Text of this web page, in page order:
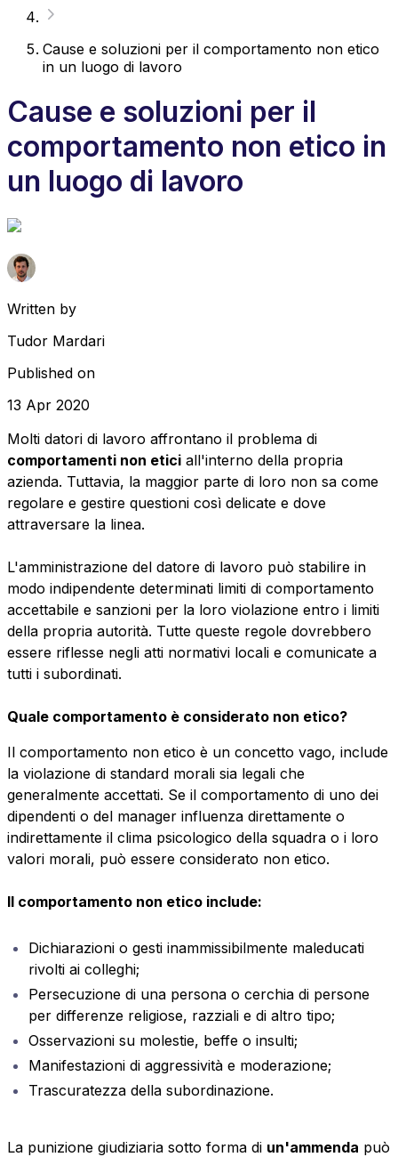
Cause e soluzioni per il comportamento non etico
in un luogo di lavoro
Cause e soluzioni per il
comportamento non etico in
un luogo di lavoro
Written by
Tudor Mardari
Published on
13 Apr 2020
Molti datori di lavoro affrontano il problema di
comportamenti non etici all'interno della propria
azienda. Tuttavia, la maggior parte di loro non sa come
regolare e gestire questioni così delicate e dove
attraversare la linea.
L'amministrazione del datore di lavoro può stabilire in
modo indipendente determinati limiti di comportamento
accettabile e sanzioni per la loro violazione entro i limiti
della propria autorità. Tutte queste regole dovrebbero
essere riflesse negli atti normativi locali e comunicate a
tutti i subordinati.
Quale comportamento è considerato non etico?
Il comportamento non etico è un concetto vago, include
la violazione di standard morali sia legali che
generalmente accettati. Se il comportamento di uno dei
dipendenti o del manager influenza direttamente o
indirettamente il clima psicologico della squadra o i loro
valori morali, può essere considerato non etico.
Il comportamento non etico include:
Dichiarazioni o gesti inammissibilmente maleducati
rivolti ai colleghi;
Persecuzione di una persona o cerchia di persone
per differenze religiose, razziali e di altro tipo;
Osservazioni su molestie, beffe o insulti;
Manifestazioni di aggressività e moderazione;
Trascuratezza della subordinazione.
La punizione giudiziaria sotto forma di un'ammenda può